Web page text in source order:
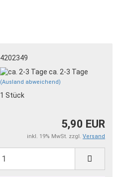
4202349
ca. 2-3 Tage
(Ausland abweichend)
1 Stück
5,90 EUR
inkl. 19% MwSt. zzgl. Versand